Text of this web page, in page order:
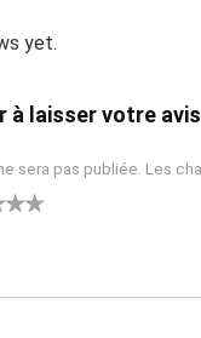
yet.
à laisser votre avis
sera pas publiée. Les